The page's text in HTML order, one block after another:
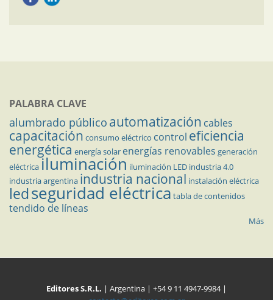
PALABRA CLAVE
alumbrado público automatización cables
capacitación consumo eléctrico control eficiencia
energética energía solar energías renovables generación
eléctricailuminación iluminación LED industria 4.0
industria argentina industria nacional instalación eléctrica
ledseguridad eléctrica tabla de contenidos
tendido de líneas
Más
Editores S.R.L. | Argentina | +54 9 11 4947-9984 |